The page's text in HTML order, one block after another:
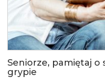
Seniorze, pamiętaj
grypie